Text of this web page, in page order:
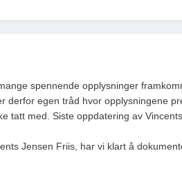
spennende opplysninger
egen tråd hvor opplysningene
tatt med. Siste oppdatering av
Jensen Friis, har vi klart å